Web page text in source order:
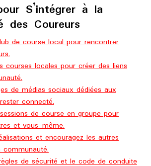
S’intégrer à la
des Coureurs
de course local pour rencontrer
courses locales pour créer des liens
de médias sociaux dédiées aux
connecté.
de course en groupe pour
et vous-même.
et encouragez les autres
de sécurité et le code de conduite